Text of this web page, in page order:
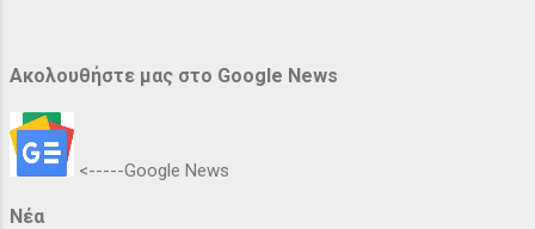
Ακολουθήστε μας στο Google News
<-----Google News
Νέα